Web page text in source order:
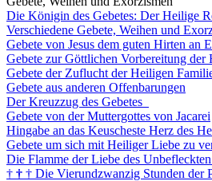
Die Königin des Gebetes: Der Heilige
Verschiedene Gebete, Weihen und
Gebete von Jesus dem guten Hirten an
Gebete zur Göttlichen Vorbereitung der
Gebete der Zuflucht der Heiligen
Gebete aus anderen Offenbarungen
Der Kreuzzug des Gebetes
Gebete von der Muttergottes von Jacarei
Hingabe an das Keuscheste Herz des
Gebete um sich mit Heiliger Liebe zu
Die Flamme der Liebe des
† † † Die Vierundzwanzig Stunden der